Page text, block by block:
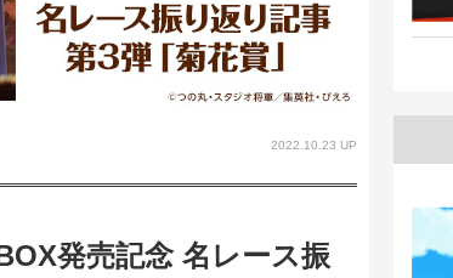
2022.10.23 UP
発売記念 名レース振